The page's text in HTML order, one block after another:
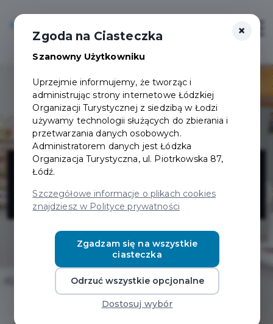
Login/Rejestracja
PazuMazu -
studio urody
×
Zgoda na Ciasteczka
Szanowny Użytkowniku
Uprzejmie informujemy, że tworząc i
administrując strony internetowe Łódzkiej
Organizacji Turystycznej z siedzibą w Łodzi
używamy technologii służących do zbierania i
przetwarzania danych osobowych.
Administratorem danych jest Łódzka
Organizacja Turystyczna, ul. Piotrkowska 87,
Łódź.
Szczegółowe informacje o plikach cookies
znajdziesz w Polityce prywatności
Zgadzam się na wszystkie
ciasteczka
Odrzuć wszystkie opcjonalne
Dostosuj wybór